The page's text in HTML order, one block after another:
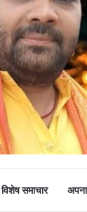
विशेष समाचार